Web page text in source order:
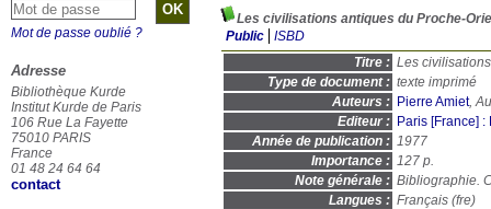
Les civilisations antiques du Proche-
Public
ISBD
Titre : Les
Type de document : texte imprimé
Auteurs : Pierre Amiet,
Editeur : Paris [France]
Année de publication : 1977
Importance : 127 p.
Note générale : Bibliographie.
Langues : Français (fre)
Mot de passe oublié ?
Adresse
Bibliothèque Kurde
Institut Kurde de Paris
106 Rue La Fayette
75010 PARIS
France
01 48 24 64 64
contact